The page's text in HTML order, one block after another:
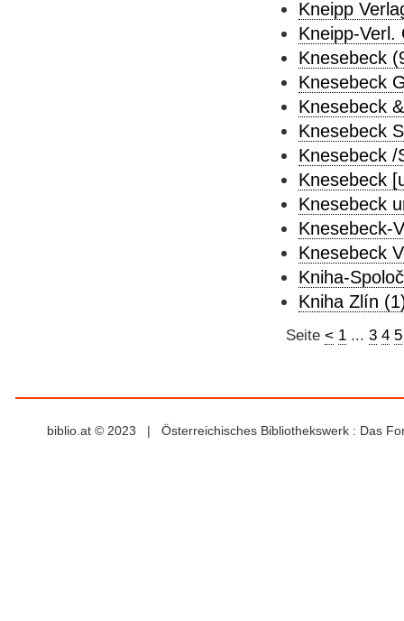
Kneipp
Kneipp-Verl.
Knesebeck
Knesebeck
Knesebeck
Knesebeck
Knesebeck /
Knesebeck
Knesebeck
Knesebeck-
Knesebeck
Kniha-
Kniha Zlín
Seite < 1... 3 4 5
biblio.at © 2023 | Österreichisches Bibliothekswerk : Das